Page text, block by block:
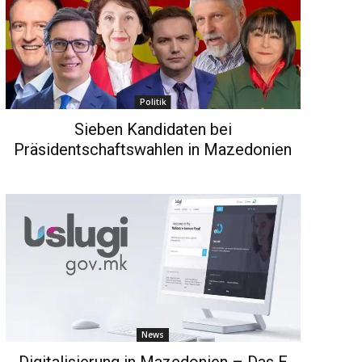
Politik
Sieben Kandidaten bei
Präsidentschaftswahlen in Mazedonien
News